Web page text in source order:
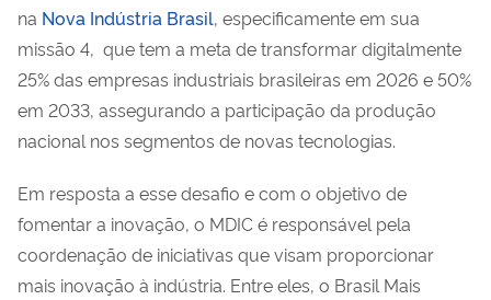
na Nova Indústria Brasil, especificamente em sua
missão 4, que tem a meta de transformar digitalmente
25% das empresas industriais brasileiras em 2026 e 50%
em 2033, assegurando a participação da produção
nacional nos segmentos de novas tecnologias.
Em resposta a esse desafio e com o objetivo de
fomentar a inovação, o MDIC é responsável pela
coordenação de iniciativas que visam proporcionar
mais inovação à indústria. Entre eles, o Brasil Mais